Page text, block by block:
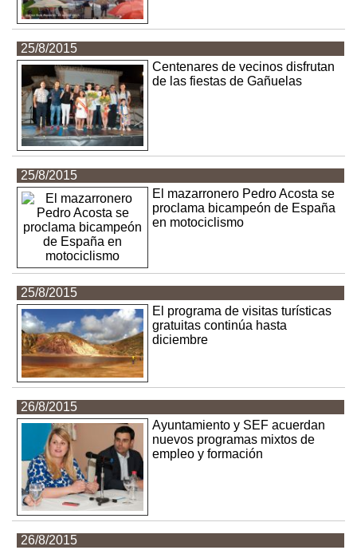
25/8/2015
Centenares de vecinos disfrutan
de las fiestas de Gañuelas
25/8/2015
El mazarronero Pedro Acosta se
proclama bicampeón de España
en motociclismo
25/8/2015
El programa de visitas turísticas
gratuitas continúa hasta
diciembre
26/8/2015
Ayuntamiento y SEF acuerdan
nuevos programas mixtos de
empleo y formación
26/8/2015